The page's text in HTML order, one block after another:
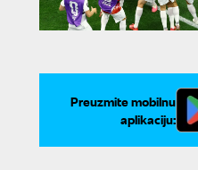
Preuzmite mobilnu
aplikaciju: